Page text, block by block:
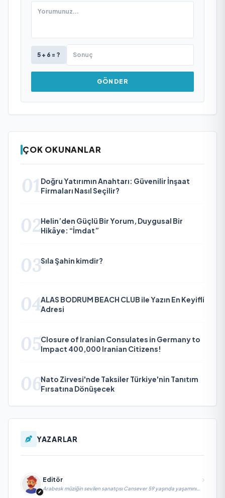
5 + 6 = ?
GÖNDER
ÇOK OKUNANLAR
01 Doğru Yatırımın Anahtarı: Güvenilir İnşaat
Firmaları Nasıl Seçilir?
02Helin’den Güçlü Bir Yorum, Duygusal Bir
Hikâye: “İmdat”
03Sıla Şahin kimdir?
04ALAS BODRUM BEACH CLUB ile Yazın En Keyifli
Adresi
05Closure of Iranian Consulates in Germany to
Impact 400,000 Iranian Citizens!
06Nato Zirvesi'nde Taksiler Türkiye'nin Tanıtım
Fırsatına Dönüşecek
YAZARLAR
Editör
Arabesk müziğin sevilen sanatçısı Cansever 59 yaşında yaşamını